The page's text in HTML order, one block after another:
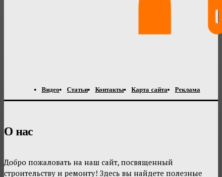
Видео Статьи Контакты Карта сайта Реклама
О нас
Добро пожаловать на наш сайт, посвященный
строительству и ремонту! Здесь вы найдете полезные